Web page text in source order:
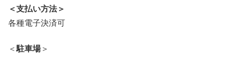
＜支払い方法＞
各種電子決済可
＜ 駐車場＞